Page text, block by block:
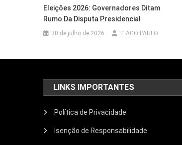
Eleições 2026: Governadores Ditam
Rumo Da Disputa Presidencial
30 de julho de 2026 TIAGO PAULO
LINKS IMPORTANTES
Política de Privacidade
Isenção de Responsabilidade